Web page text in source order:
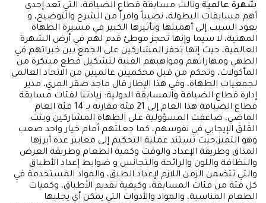
شهرة عالمية ونالت مسابقة قطاع الضيافة، التي تعد إحدى
أهم مسابقات البطولة، نصيباً وافراً من الشرح والتوضيح، و
يعود السبب إلى أهميتها وتأثيرها الكبير في مسيرة الطهاة
المهنية، لا سيما وإنها تحجز موطئ قدم لهم في أرض الشهرة
العالمية، حيث إنها تحفز المشاركين على الجمع بين خبراتهم في
الطهي ومهاراتهم ومواهبهم الفنية لتشكيل قطع مبتكرة من
المأكولات، وتحكم من قبل محكميين عالميين من الاتحاد العالمي
لجمعيات الطهاة، وفي هذا الإطار قال ماجد صقر المري، مدير
إدارة قطاع الضيافة والمسابقة الدولية: زيادتنا لفئات مسابقة
قطاع الضيافة هذا العام إلى 21 فئة مقارنة بـ 14 فئة العام
الماضي، ضاعفت المسؤولية على الطهاة المشاركين وبثت
القلق الإيجابي في نفوسهم، كما جعلتهم أمام خيار واحد صعب
وهو التميز،حيث تستند عملية التحكيم إلى معايير عدة أبرزها
المذاق وطريقة الإعداد والوقت وكمية الطعام وطريقة العرض
والنظافة واللون والرائحة والتجانس و ضوابط إعداد الأطباق
والتي تتضمن الزمن اللازم لإعداد الطبق، والمواد المستخدمة في
كل فئة من فئات المسابقة، وكيفية تقديم الأطباق، وكميات
الطعام المناسبة، والمواد والأدوات التي يمكن أي يجلبها